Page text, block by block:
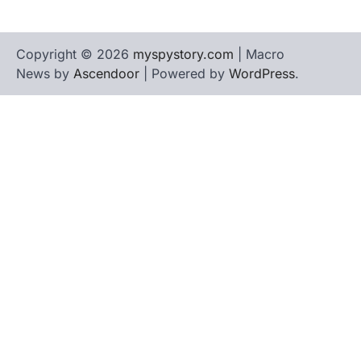
Copyright © 2026 myspystory.com | Macro
News by Ascendoor | Powered by WordPress.